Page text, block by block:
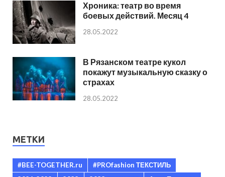
Хроника: театр во время
боевых действий. Месяц 4
28.05.2022
В Рязанском театре кукол
покажут музыкальную сказку о
страхах
28.05.2022
МЕТКИ
#BEE-TOGETHER.ru
#PROfashion ТЕКСТИЛЬ